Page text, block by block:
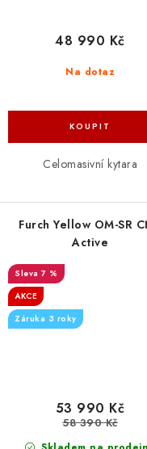
Na dotaz
48 990 Kč
Celomasivní kytara
Furch Yellow OM-SR
Active
7 %
AKCE
Záruka 3 roky
53 990 Kč
58 390 Kč